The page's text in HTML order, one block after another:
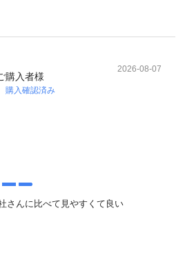
購入者様
購入確認済み
2026-08-07
さんに比べて見やすくて良い